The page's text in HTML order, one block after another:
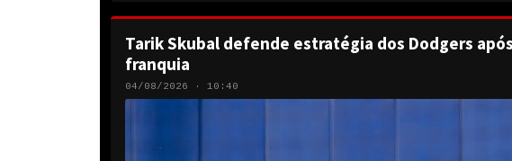
Tarik Skubal defende estratégia dos Dodgers
franquia
04/08/2026 · 10:40